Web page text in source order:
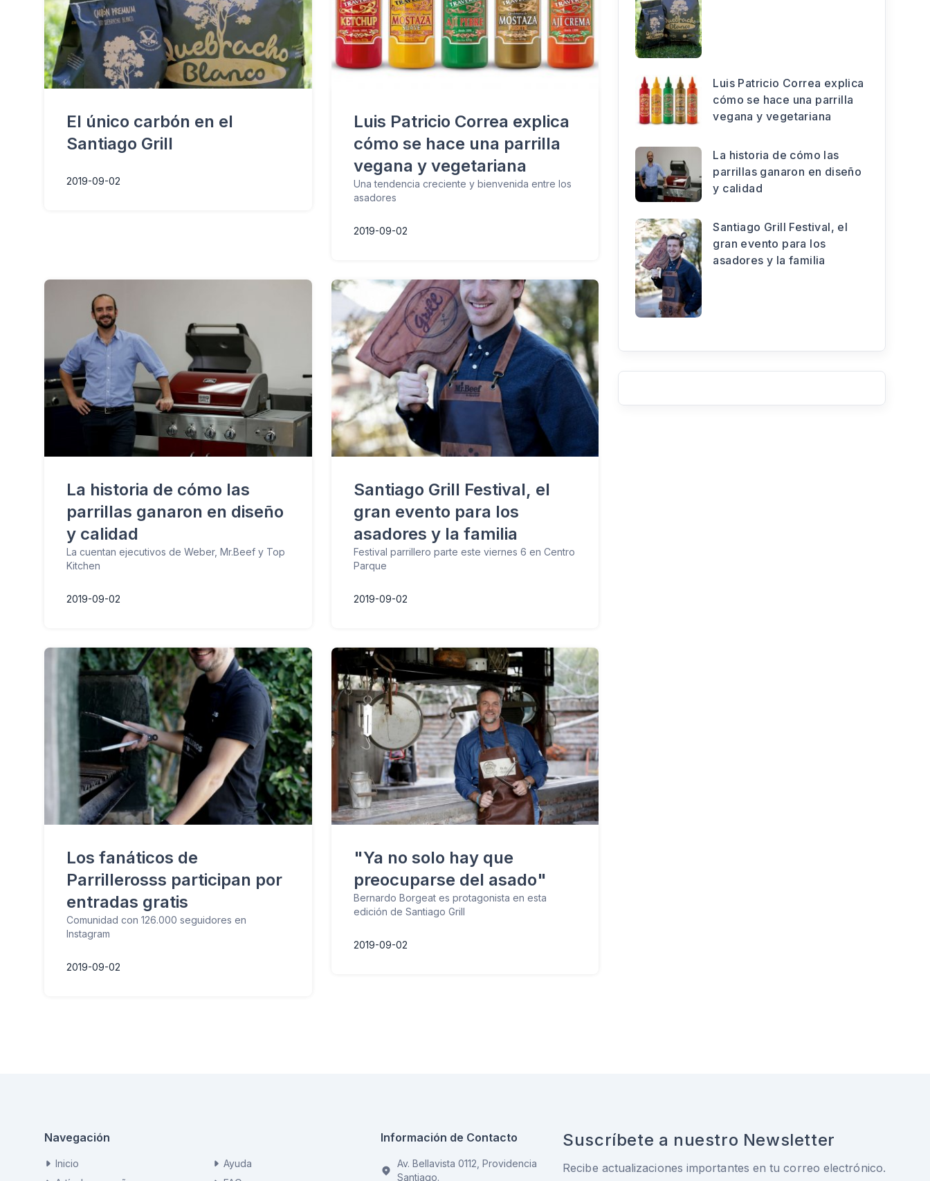
El único carbón en el
Santiago Grill
2019-09-02
Luis Patricio Correa explica
cómo se hace una parrilla
vegana y vegetariana
Una tendencia creciente y bienvenida entre los
asadores
2019-09-02
La historia de cómo las
parrillas ganaron en diseño
y calidad
La cuentan ejecutivos de Weber, Mr.Beef y Top
Kitchen
2019-09-02
Santiago Grill Festival, el
gran evento para los
asadores y la familia
Festival parrillero parte este viernes 6 en Centro
Parque
2019-09-02
Los fanáticos de
Parrillerosss participan por
entradas gratis
Comunidad con 126.000 seguidores en
Instagram
2019-09-02
"Ya no solo hay que
preocuparse del asado"
Bernardo Borgeat es protagonista en esta
edición de Santiago Grill
2019-09-02
Luis Patricio Correa explica
cómo se hace una parrilla
vegana y vegetariana
La historia de cómo las
parrillas ganaron en diseño
y calidad
Santiago Grill Festival, el
gran evento para los
asadores y la familia
Navegación
Inicio
Ayuda
Información de Contacto
Av. Bellavista 0112, Providencia
Santiago.
Suscríbete a nuestro Newsletter
Recibe actualizaciones importantes en tu correo electrónico.